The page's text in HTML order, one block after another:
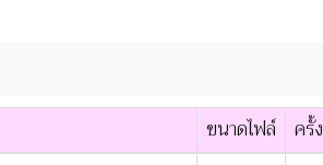
ขนาดไฟล์ ครั้ง